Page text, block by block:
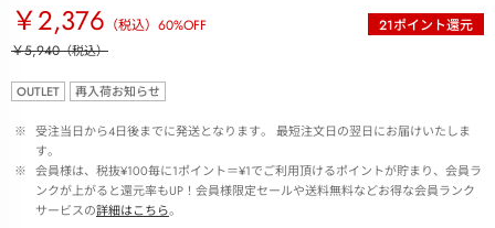
￥2,376 （税込） 60%OFF 21ポイント還元
￥5,940（税込）
OUTLET 再入荷お知らせ
※ 受注当日から4日後までに発送となります。 最短注文日の翌日にお届けいたしま
す。
※ 会員様は、税抜¥100毎に1ポイント＝¥1でご利用頂けるポイントが貯まり、会員ラ
ンクが上がると還元率もUP！会員様限定セールや送料無料などお得な会員ランク
サービスの詳細はこちら。